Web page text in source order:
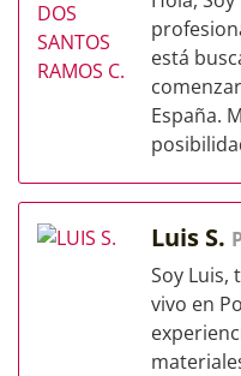
está
España.
Luis S.
Soy Luis,
vivo en